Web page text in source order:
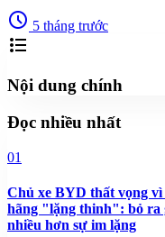
schedule 5 tháng trước
format_list_bulleted
Nội dung chính
Đọc nhiều nhất
01
Chủ xe BYD thất vọng
hãng "lặng thinh": bỏ ra
nhiều hơn sự im lặng